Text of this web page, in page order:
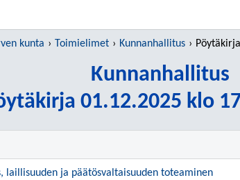
kunta Toimielimet Kunnanhallitus Pöytäkirja
Kunnanhallitus
01.12.2025 klo
laillisuuden ja päätösvaltaisuuden toteaminen